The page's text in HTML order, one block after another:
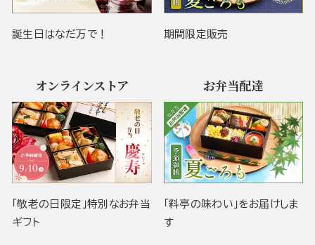
誕生日はなだ万で！ 期間限定販売
オンラインストア
「敬老の日限定」特別なお弁当
ギフト
お弁当配達
「料亭の味わい」をお届けしま
す